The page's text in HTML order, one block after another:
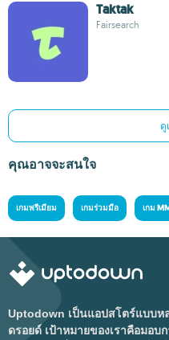
Taktak
Fairsearch
ดู
คุณอาจจะสนใจ
เกมพรีเมียม เกมร่วมมือ เกม
Uptodown เป็นแอปสโตร์แบบ
ดรอยด์ เป้าหมายของเราคือมอ